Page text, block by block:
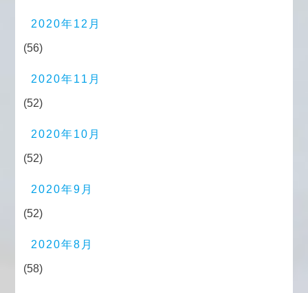
2020年12月
(56)
2020年11月
(52)
2020年10月
(52)
2020年9月
(52)
2020年8月
(58)